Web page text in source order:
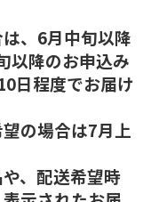
、6月中旬以降
以降のお申込み
日程度でお届け
の場合は7月上
、配送希望時